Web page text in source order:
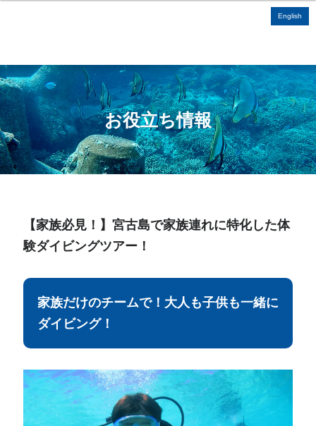
お役立ち情報
【家族必見！】宮古島で家族連れに特化した体
験ダイビングツアー！
家族だけのチームで！大人も子供も一緒に
ダイビング！
English